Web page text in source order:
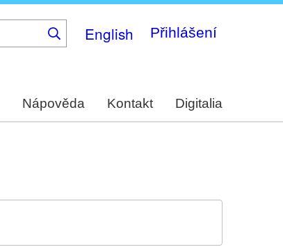
English Přihlášení
Nápověda Kontakt Digitalia